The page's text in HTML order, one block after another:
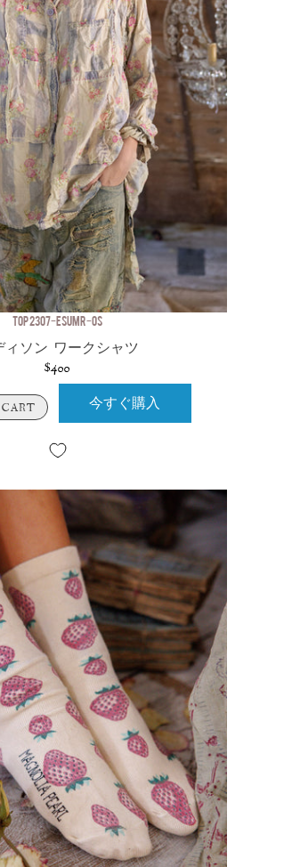
TOP 2307-ESUMR-OS
ィソン ワークシャツ
$400
今すぐ購入